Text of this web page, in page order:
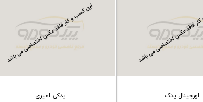
اورجینال یدک یدکی امیری